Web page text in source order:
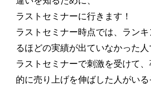
ラストセミナーに行きます！
ラストセミナー時点では、ラン
るほどの実績が出ていなかった人
ラストセミナーで刺激を受けて
的に売り上げを伸ばした人がいる